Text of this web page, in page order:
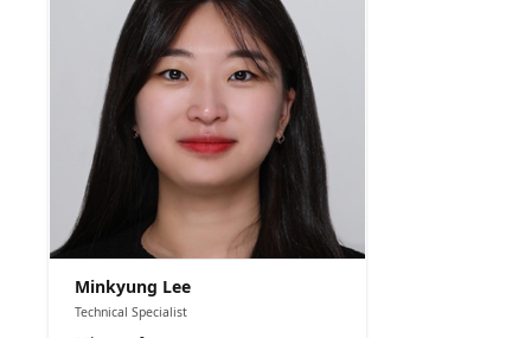
Minkyung Lee
Technical Specialist